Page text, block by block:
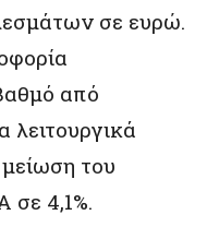
σε ευρώ.
από
λειτουργικά
του
σε 4,1%.